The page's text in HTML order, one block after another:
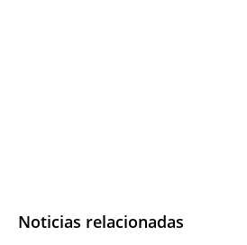
Noticias relacionadas